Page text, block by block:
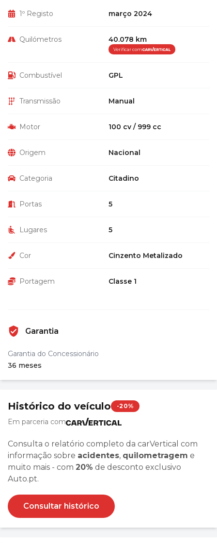
1º Registo março 2024
Quilómetros 40.078 km
Verificar com
Combustível GPL
Transmissão Manual
Motor 100 cv / 999 cc
Origem Nacional
Categoria Citadino
Portas 5
Lugares 5
Cor Cinzento Metalizado
Portagem Classe 1
Garantia
Garantia do Concessionário
36 meses
Histórico do veículo -20%
Em parceria com
Consulta o relatório completo da carVertical com
informação sobre acidentes, quilometragem e
muito mais - com 20% de desconto exclusivo
Auto.pt.
Consultar histórico